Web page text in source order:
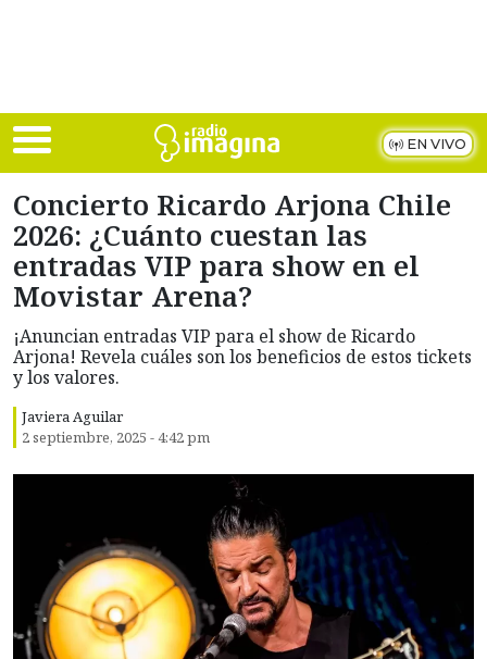
EN VIVO
Concierto Ricardo Arjona Chile
2026: ¿Cuánto cuestan las
entradas VIP para show en el
Movistar Arena?
¡Anuncian entradas VIP para el show de Ricardo
Arjona! Revela cuáles son los beneficios de estos tickets
y los valores.
Javiera Aguilar
2 septiembre, 2025 - 4:42 pm